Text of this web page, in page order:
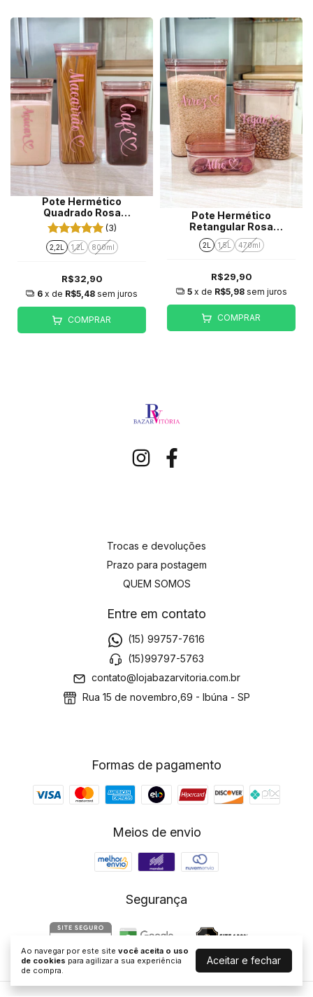
Ao navegar por este site você aceita o uso
de cookies para agilizar a sua experiência
de compra.
Aceitar e fechar
Pote Hermético
Quadrado Rosa
Personalizado (unidade)
(3)
2,2L 1,2L 800ml
R$32,90
6 x de R$5,48 sem juros
COMPRAR
Pote Hermético
Retangular Rosa
Personalizado (unidade)
2L 1,5L 470ml
R$29,90
5 x de R$5,98 sem juros
COMPRAR
Trocas e devoluções
Prazo para postagem
QUEM SOMOS
Entre em contato
(15) 99757-7616
(15)99797-5763
contato@lojabazarvitoria.com.br
Rua 15 de novembro,69 - Ibúna - SP
Formas de pagamento
Meios de envio
Segurança